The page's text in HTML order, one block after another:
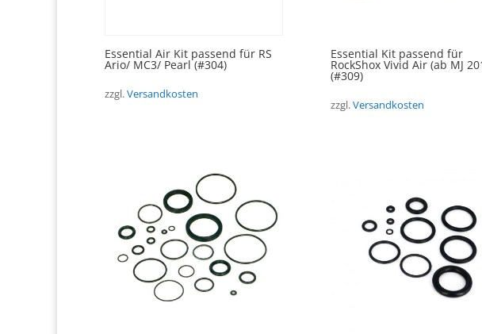
Essential Air Kit passend für RS
Ario/ MC3/ Pearl (#304)
zzgl.Versandkosten
Essential Kit passend für
RockShox Vivid Air (ab MJ
(#309)
zzgl.Versandkosten